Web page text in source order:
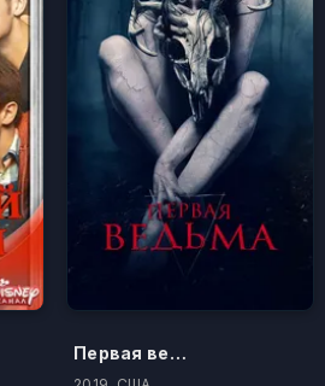
Первая ведьма